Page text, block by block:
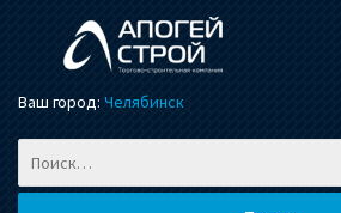
Ваш город: Челябинск